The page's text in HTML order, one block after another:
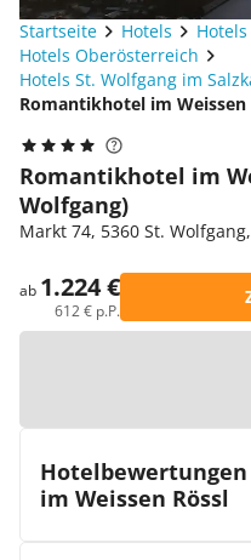
Startseite Hotels
Hotels Oberösterreich
Hotels St. Wolfgang im
Romantikhotel im Weissen
Romantikhotel im
Wolfgang)
Markt 74, 5360 St.
ab 1.224 €
612 € p.P.
im Weissen Rössl